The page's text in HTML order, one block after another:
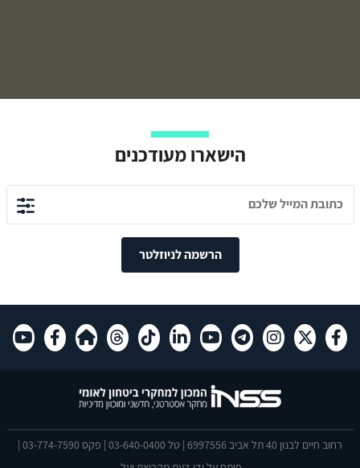
הישארו מעודכנים
הרשמה לניוזלטר
רחוב חיים לבנון 40 תל אביב 6997556 | טל 03-640-0400 | פקס 03-774-7590 |